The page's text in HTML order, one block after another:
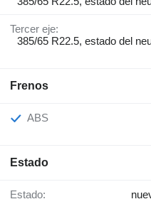
Tercer eje:
385/65 R22.5, estado del
Frenos
ABS
Estado
Estado: